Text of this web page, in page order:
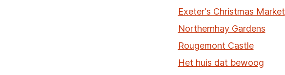
Exeter's Christmas Market
Northernhay Gardens
Rougemont Castle
Het huis dat bewoog